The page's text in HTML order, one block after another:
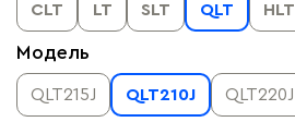
CLT LT SLT QLT HLT
Модель
QLT215J QLT210J QLT220J